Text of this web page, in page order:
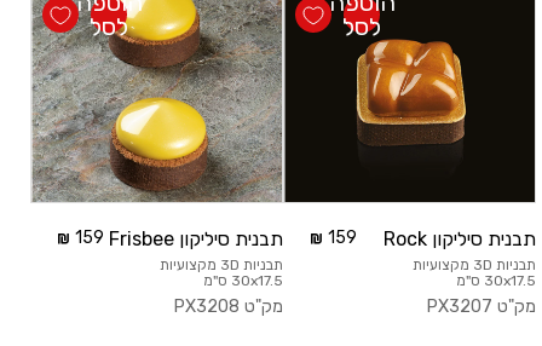
תבנית סיליקון Rock
תבניות 3D מקצועיות
30x17.5 ס"מ
מק"ט PX3207
159
לסל
תבנית סיליקון Frisbee
תבניות 3D מקצועיות
30x17.5 ס"מ
מק"ט PX3208
159
לסל